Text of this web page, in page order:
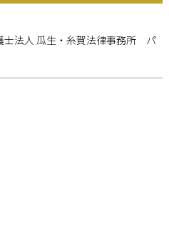
士法人 瓜生・糸賀法律事務所 パ